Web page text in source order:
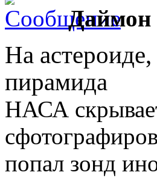
Даймон
На
пирамида
НАСА
попал зонд